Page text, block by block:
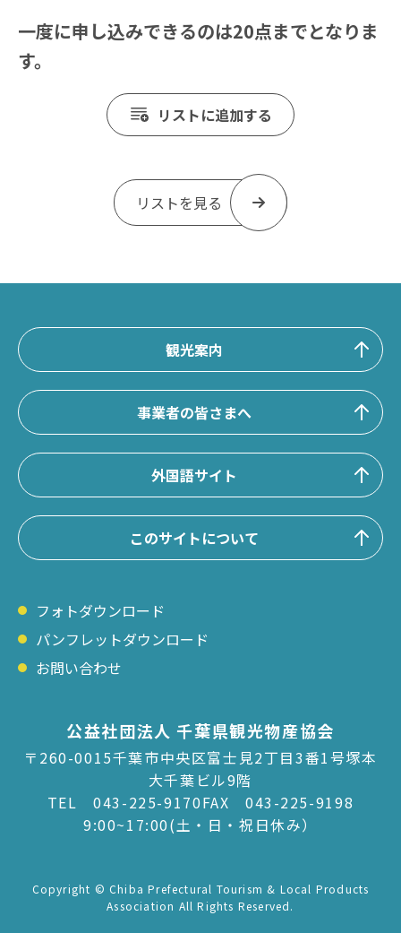
一度に申し込みできるのは20点までとなりま
す。
リストに追加する
リストを見る
観光案内
事業者の皆さまへ
外国語サイト
このサイトについて
フォトダウンロード
パンフレットダウンロード
お問い合わせ
公益社団法人 千葉県観光物産協会
〒260-0015千葉市中央区富士見2丁目3番1号塚本
大千葉ビル9階
TEL043-225-9170FAX 043-225-9198
9:00~17:00(土・日・祝日休み）
Copyright © Chiba Prefectural Tourism & Local Products
Association All Rights Reserved.